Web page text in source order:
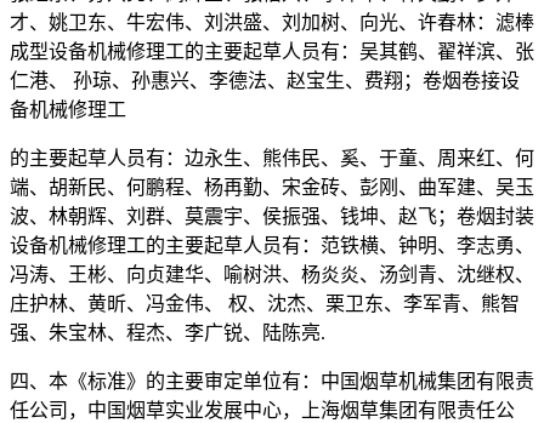
才、姚卫东、牛宏伟、刘洪盛、刘加树、向光、许春林：滤棒
成型设备机械修理工的主要起草人员有：吴其鹤、翟祥滨、张
仁港、 孙琼、孙惠兴、李德法、赵宝生、费翔；卷烟卷接设
备机械修理工
的主要起草人员有：边永生、熊伟民、奚、于童、周来红、何
端、胡新民、何鹏程、杨再勤、宋金砖、彭刚、曲军建、吴玉
波、林朝辉、刘群、莫震宇、侯振强、钱坤、赵飞；卷烟封装
设备机械修理工的主要起草人员有：范铁横、钟明、李志勇、
冯涛、王彬、向贞建华、喻树洪、杨炎炎、汤剑青、沈继权、
庄护林、黄昕、冯金伟、 权、沈杰、栗卫东、李军青、熊智
强、朱宝林、程杰、李广锐、陆陈亮.
四、本《标准》的主要审定单位有：中国烟草机械集团有限责
任公司，中国烟草实业发展中心，上海烟草集团有限责任公